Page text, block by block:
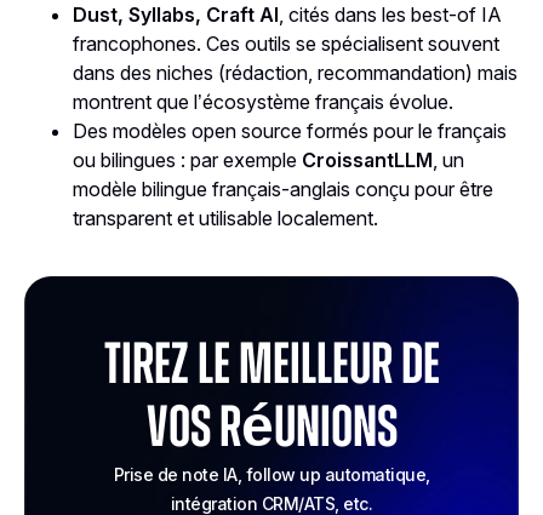
Dust, Syllabs, Craft AI , cités dans les best-of IA
francophones. Ces outils se spécialisent souvent
dans des niches (rédaction, recommandation) mais
montrent que l’écosystème français évolue.
Des modèles open source formés pour le français
ou bilingues : par exemple CroissantLLM , un
modèle bilingue français-anglais conçu pour être
transparent et utilisable localement.
Tirez le meilleur de
vos réunions
Prise de note IA, follow up automatique,
intégration CRM/ATS, etc.